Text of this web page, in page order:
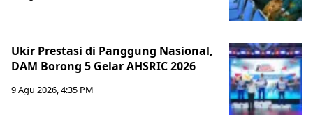
Ukir Prestasi di Panggung Nasional,
DAM Borong 5 Gelar AHSRIC 2026
9 Agu 2026, 4:35 PM